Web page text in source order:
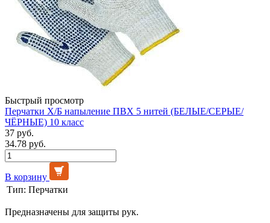
Быстрый просмотр
Перчатки Х/Б напыление ПВХ 5 нитей (БЕЛЫЕ/СЕРЫЕ/
ЧЁРНЫЕ) 10 класс
37 руб.
34.78 руб.
В корзину
Тип: Перчатки
Предназначены для защиты рук.